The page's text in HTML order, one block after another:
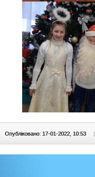
Опубліковано: 17-01-2022, 10:53 |